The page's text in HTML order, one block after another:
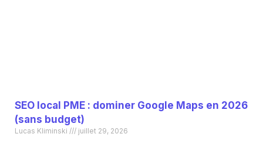
SEO local PME : dominer Google Maps en 2026
(sans budget)
Lucas Kliminski juillet 29, 2026